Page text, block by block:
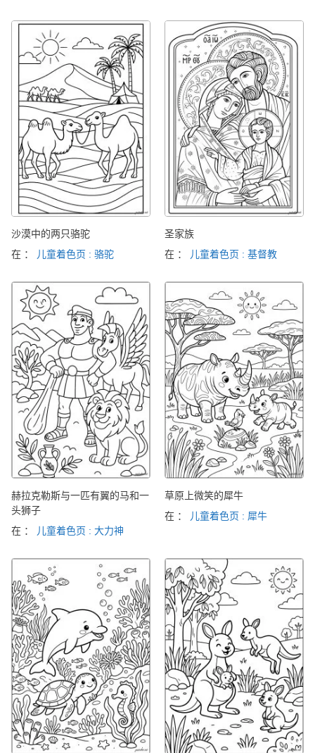
沙漠中的两只骆驼
在 ：
儿童着色页 : 骆驼
圣家族
在 ：
儿童着色页 : 基督教
赫拉克勒斯与一匹有翼的马和一
头狮子
在 ：
儿童着色页 : 大力神
草原上微笑的犀牛
在 ：
儿童着色页 : 犀牛